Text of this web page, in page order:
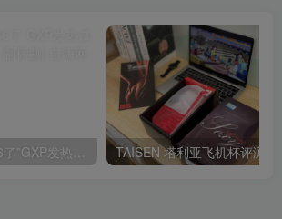
“好热~哥哥我456了”GXP发热试炼评测4星推荐[db:副标题]